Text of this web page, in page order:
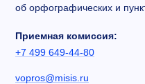
об орфографических и
Приемная комиссия:
+7 499 649-44-80
vopros@misis.ru